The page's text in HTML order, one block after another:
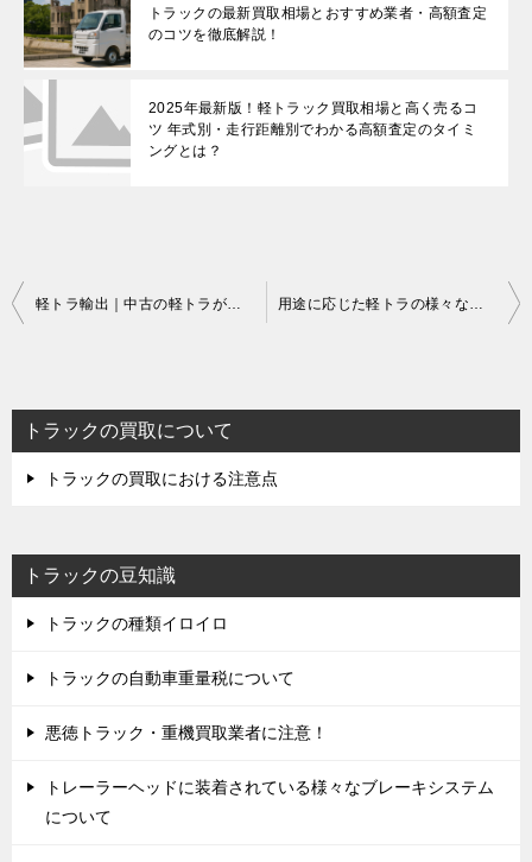
トラックの最新買取相場とおすすめ業者・高額査定
のコツを徹底解説！
2025年最新版！軽トラック買取相場と高く売るコ
ツ 年式別・走行距離別でわかる高額査定のタイミ
ングとは？
投
稿
ー
シ
ョ
軽トラ輸出｜中古の軽トラが海外で大人気！海外の人が日本製の軽トラを欲しがる理由 用途に応じた軽トラの様々な形 軽トラにオープンカーがあるの？
トラックの買取について
トラックの買取における注意点
トラックの豆知識
トラックの種類イロイロ
トラックの自動車重量税について
悪徳トラック・重機買取業者に注意！
トレーラーヘッドに装着されている様々なブレーキシステム
について